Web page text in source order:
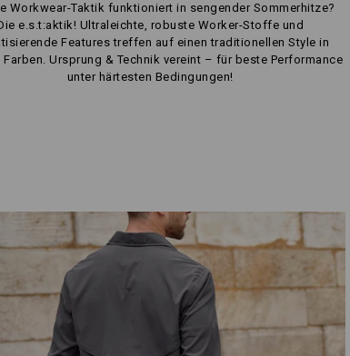
Workwear-Taktik funktioniert in sengender Sommerhitze?
e.s.t:aktik! Ultraleichte, robuste Worker-Stoffe und
Features treffen auf einen traditionellen Style in
Farben. Ursprung & Technik vereint – für beste Performance
unter härtesten Bedingungen!